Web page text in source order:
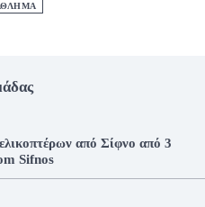
από Σίφνο από 3
Sifnos